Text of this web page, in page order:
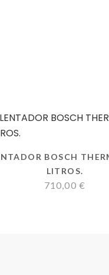
BOSCH
LITROS.
710,00€